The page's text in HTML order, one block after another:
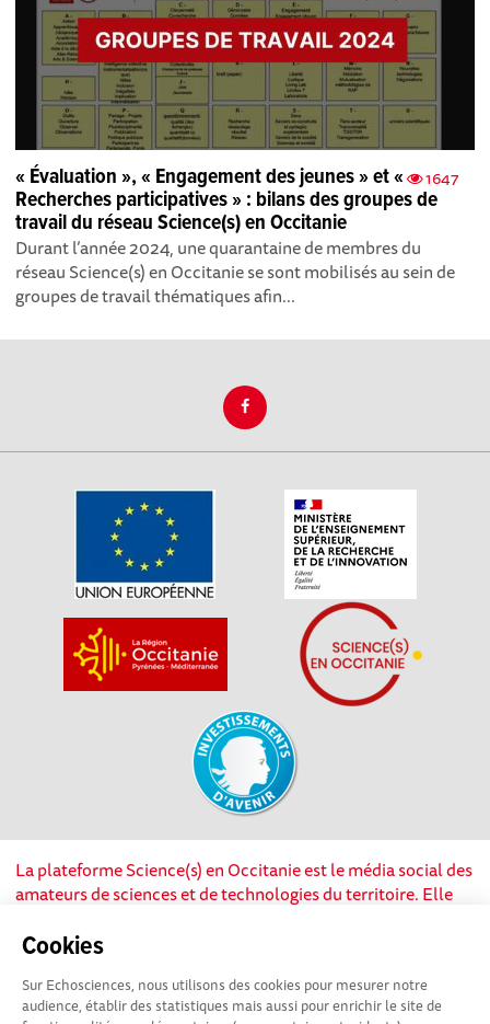
Cookies
Sur Echosciences, nous utilisons des cookies pour mesurer notre
audience, établir des statistiques mais aussi pour enrichir le site de
1647
« Évaluation », « Engagement des jeunes » et «
Recherches participatives » : bilans des groupes de
travail du réseau Science(s) en Occitanie
Durant l’année 2024, une quarantaine de membres du
réseau Science(s) en Occitanie se sont mobilisés au sein de
groupes de travail thématiques afin...
La plateforme Science(s) en Occitanie est le média social des
amateurs de sciences et de technologies du territoire. Elle
soutien de nombreux acteurs locaux. Ce projet est cofinancé
l’Union européenne via les fonds européen de
développement régional. Science(s) en Occitanie est une